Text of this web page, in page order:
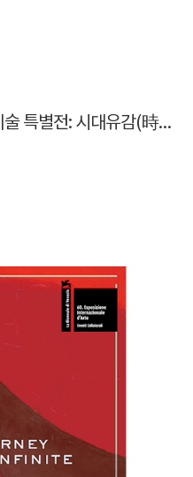
이건희컬렉션 한국 근현대미술 특별전: 시대유감(時代有感)